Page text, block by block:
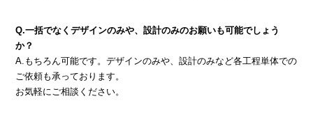
Q.一括でなくデザインのみや、設計のみのお願いも可能でしょう
か？
A.もちろん可能です。デザインのみや、設計のみなど各工程単体での
ご依頼も承っております。
お気軽にご相談ください。